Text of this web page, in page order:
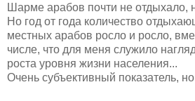
Шарме арабов почти не отдыхало,
Но год от года количество
местных арабов росло и росло,
числе, что для меня служило
роста уровня жизни населения...
Очень субъективный показатель,